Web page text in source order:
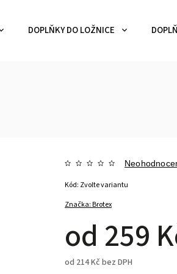
DOPLŇKY DO LOŽNICE
Značka:Brotex
od 259
od 214 Kč bez DPH
Kód: Zvolte variantu